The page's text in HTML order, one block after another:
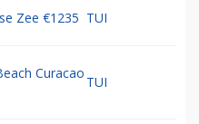
Zee €1235 TUI
Curacao
TUI